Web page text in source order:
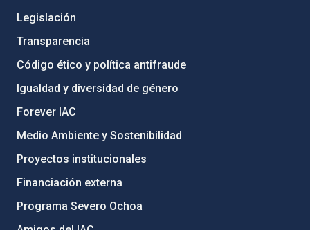
Legislación
Transparencia
Código ético y política antifraude
Igualdad y diversidad de género
Forever IAC
Medio Ambiente y Sostenibilidad
Proyectos institucionales
Financiación externa
Programa Severo Ochoa